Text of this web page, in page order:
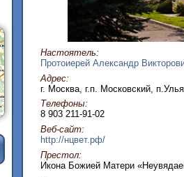
Настоятель:
Протоиерей Александр
Адрес:
г. Москва, г.п. Московский,
Телефоны:
8 903 211-91-02
Веб-сайт:
http://нцвет.рф/
Престол:
Икона Божией Матери